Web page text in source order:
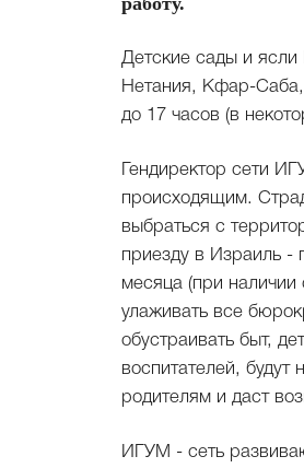
Детские сады и
Нетания, Кфар-Саба,
до 17 часов (в
Гендиректор сети
происходящим.
выбраться с
приезду в Израиль -
месяца (при наличии
улаживать все
обустраивать быт,
воспитателей,
родителям и даст
ИГУМ - сеть